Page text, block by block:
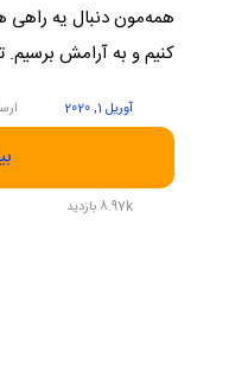
همه‌مون دنبال یه راهی
کنیم و به آرامش برسیم.
آوریل 1, 2020